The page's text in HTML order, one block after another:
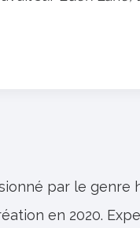
par le
en 2020.